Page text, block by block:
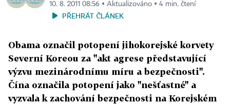
10. 8. 2011 08:56 ▪ Aktualizováno ▪ 4 min. čtení
PŘEHRÁT ČLÁNEK
Obama označil potopení jihokorejské korvety
Severní Koreou za "akt agrese představující
výzvu mezinárodnímu míru a bezpečnosti".
Čína označila potopení jako "nešťastné" a
vyzvala k zachování bezpečnosti na Korejském